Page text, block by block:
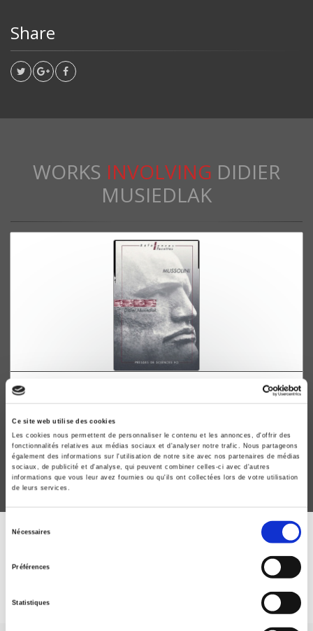
Ce site web utilise des cookies
Les cookies nous permettent de personnaliser le contenu et les annonces, d'offrir des
fonctionnalités relatives aux médias sociaux et d'analyser notre trafic. Nous partageons
également des informations sur l'utilisation de notre site avec nos partenaires de médias
sociaux, de publicité et d'analyse, qui peuvent combiner celles-ci avec d'autres
informations que vous leur avez fournies ou qu'ils ont collectées lors de votre utilisation
de leurs services.
Nécessaires
Préférences
Statistiques
Share
WORKS INVOLVING DIDIER
MUSIEDLAK
Mussolini